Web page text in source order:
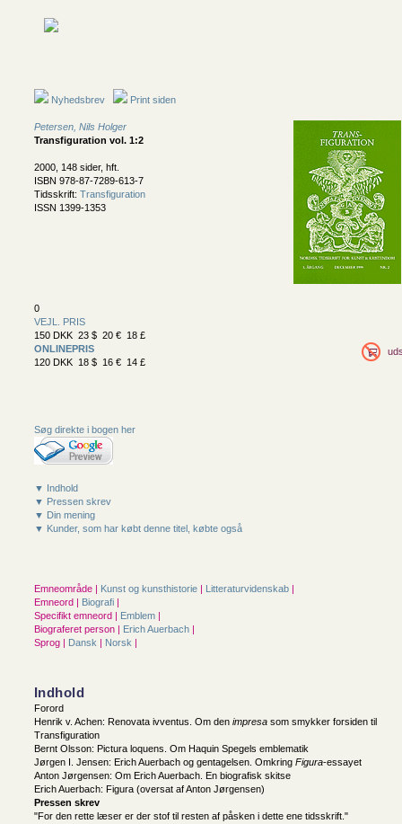
Nyhedsbrev Print siden
Petersen, Nils Holger
Transfiguration vol. 1:2
2000, 148 sider, hft.
ISBN 978-87-7289-613-7
Tidsskrift: Transfiguration
ISSN 1399-1353
0
VEJL. PRIS
150 DKK 23 $ 20 € 18 £
ONLINEPRIS
120 DKK 18 $ 16 € 14 £
Søg direkte i bogen her
▼ Indhold
▼ Pressen skrev
▼ Din mening
▼ Kunder, som har købt denne titel, købte også
Emneområde | Kunst og kunsthistorie | Litteraturvidenskab |
Emneord | Biografi |
Specifikt emneord | Emblem |
Biograferet person | Erich Auerbach |
Sprog | Dansk | Norsk |
Indhold
Forord
Henrik v. Achen: Renovata ivventus. Om den impresa som smykker forsiden til
Transfiguration
Bernt Olsson: Pictura loquens. Om Haquin Spegels emblematik
Jørgen I. Jensen: Erich Auerbach og gentagelsen. Omkring Figura-essayet
Anton Jørgensen: Om Erich Auerbach. En biografisk skitse
Erich Auerbach: Figura (oversat af Anton Jørgensen)
Pressen skrev
"For den rette læser er der stof til resten af påsken i dette ene tidsskrift."